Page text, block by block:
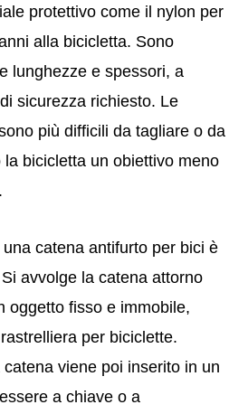
protettivo come il nylon per
alla bicicletta. Sono
lunghezze e spessori, a
sicurezza richiesto. Le
più difficili da tagliare o da
bicicletta un obiettivo meno
catena antifurto per bici è
avvolge la catena attorno
oggetto fisso e immobile,
per biciclette.
catena viene poi inserito in un
a chiave o a